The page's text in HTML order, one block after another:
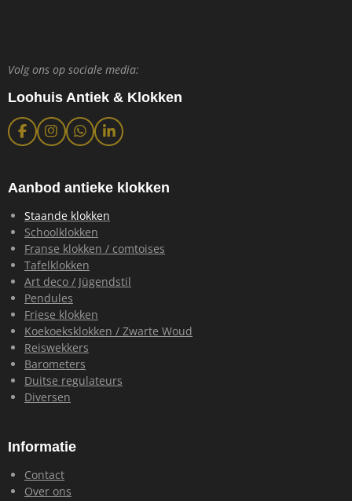
Volg ons op sociale media:
Loohuis Antiek & Klokken
F
a
b
o
k
I
n
a
r
a
m
W
h
s
p
p
L
i
e
I
n
Aanbod antieke klokken
Staande klokken
Schoolklokken
Franse klokken / comtoises
Tafelklokken
Art deco / Jügendstil
Pendules
Friese klokken
Koekoeksklokken / Zwarte Woud
Reiswekkers
Barometers
Duitse regulateurs
Diversen
Informatie
Contact
Over ons